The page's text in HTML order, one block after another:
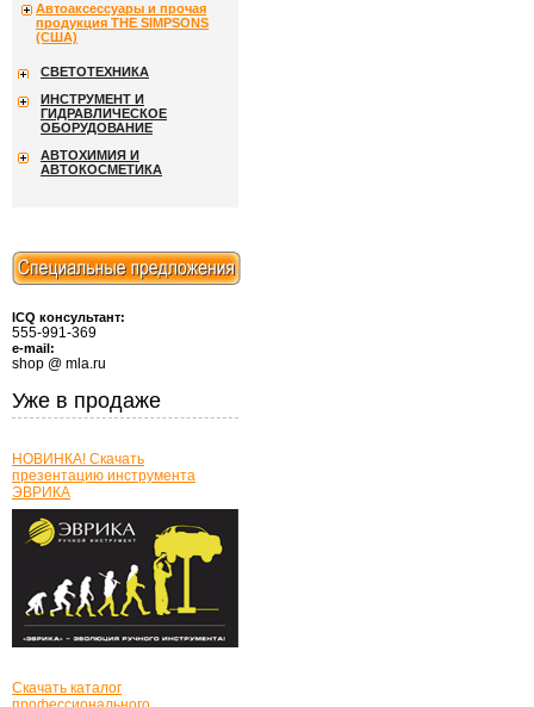
Автоаксессуары и прочая
продукция THE SIMPSONS
(США)
СВЕТОТЕХНИКА
ИНСТРУМЕНТ И
ГИДРАВЛИЧЕСКОЕ
ОБОРУДОВАНИЕ
АВТОХИМИЯ И
АВТОКОСМЕТИКА
ICQ консультант:
555-991-369
e-mail:
shop @ mla.ru
Уже в продаже
НОВИНКА! Скачать
презентацию инструмента
ЭВРИКА
Скачать каталог